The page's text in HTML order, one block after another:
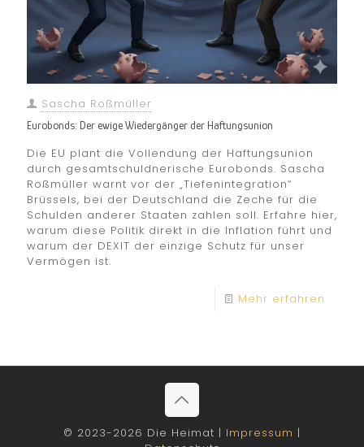
Sascha Roßmüller
Eurobonds: Der ewige Wiedergänger der Haftungsunion
Die EU plant die Vollendung der Haftungsunion
durch gesamtschuldnerische Eurobonds. Sascha
Roßmüller warnt vor der „Tiefenintegration“
Brüssels, bei der Deutschland die Zeche für die
Schulden anderer Staaten zahlen soll. Erfahre hier,
warum diese Politik direkt in die Inflation führt und
warum der DEXIT der einzige Schutz für unser
Vermögen ist.
Mehr erfahren
© 2023-2026 Die Heimat | Impressum |